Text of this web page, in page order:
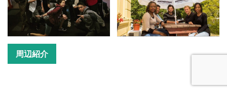
周辺紹介